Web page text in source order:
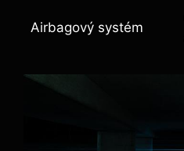
Airbagový systém